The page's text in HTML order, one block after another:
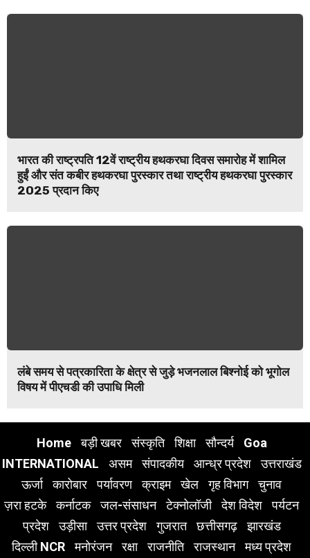
भारत की राष्ट्रपति 12वें राष्ट्रीय हथकरघा दिवस समारोह में शामिल
हुईं और संत कबीर हथकरघा पुरस्कार तथा राष्ट्रीय हथकरघा पुरस्कार
2025 प्रदान किए
लंबे समय से पत्रकारिता के क्षेत्र से जुड़े भजनलाल बिश्नोई को भूगोल
विषय में पीएचडी की उपाधि मिली
Home बड़ी खबर संस्कृति शिक्षा सौन्दर्य
Goa
INTERNATIONAL
असम संपादकीय आन्ध्र प्रदेश
उत्तराखंड
ऊर्जा
कारोबार पर्यावरण क्राइम खेल गृह विभाग
चुनाव
ज़रा हटके
कर्नाटक जल-संसाधन टेक्नोलॉजी देश विदेश
पर्यटन
प्रदेश
उड़ीसा उत्तर प्रदेश गुजरात छत्तीसगढ़
झारखंड
दिल्ली NCR
मनोरंजन रक्षा राजनीति राजस्थान मध्य प्रदेश